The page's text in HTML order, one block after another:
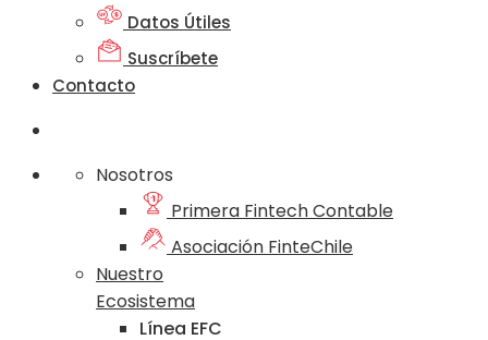
Datos Útiles
Suscríbete
Contacto
Nosotros
Primera Fintech Contable
Asociación FinteChile
Nuestro
Ecosistema
Línea EFC